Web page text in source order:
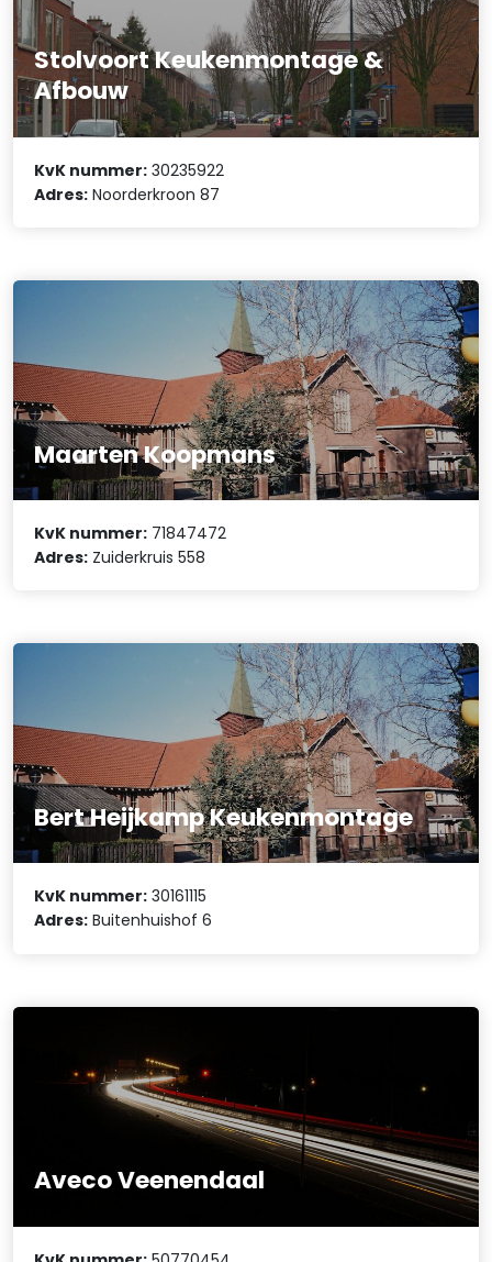
Stolvoort Keukenmontage &
Afbouw
KvK nummer: 30235922
Adres: Noorderkroon 87
Maarten Koopmans
KvK nummer: 71847472
Adres: Zuiderkruis 558
Bert Heijkamp Keukenmontage
KvK nummer: 30161115
Adres: Buitenhuishof 6
Aveco Veenendaal